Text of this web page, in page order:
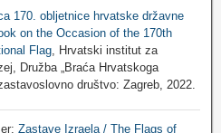
170. obljetnice hrvatske državne
on the Occasion of the 170th
Flag , Hrvatski institut za
Družba „Braća Hrvatskoga
društvo: Zagreb, 2022.
Zastave Izraela / The Flags of